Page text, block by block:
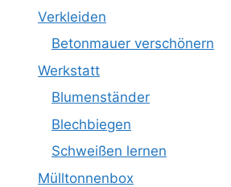
Verkleiden
Betonmauer verschönern
Werkstatt
Blumenständer
Blechbiegen
Schweißen lernen
Mülltonnenbox